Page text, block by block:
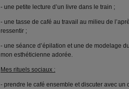
- une petite lecture d’un livre dans le train ;
- une tasse de café au travail au milieu de
ressentir ;
- une séance d’épilation et une de modelage
mon esthéticienne adorée.
Mes rituels sociaux :
- prendre le café ensemble et discuter avec